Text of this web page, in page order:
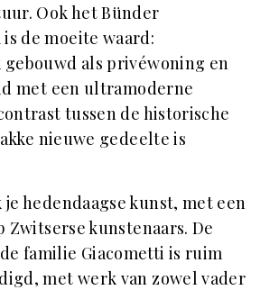
Ook het Bünder
de moeite waard:
als privéwoning en
met een ultramoderne
tussen de historische
nieuwe gedeelte is
hedendaagse kunst, met een
Zwitserse kunstenaars. De
familie Giacometti is ruim
met werk van zowel vader